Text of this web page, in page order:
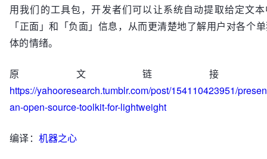
用我们的工具包，开发者们可以让系统自动提取给定文
「正面」和「负面」信息，从而更清楚地了解用户对各个
体的情绪。
原文链接
https://yahooresearch.tumblr.com/post/154110423951/
an-open-source-toolkit-for-lightweight
编译： 机器之心